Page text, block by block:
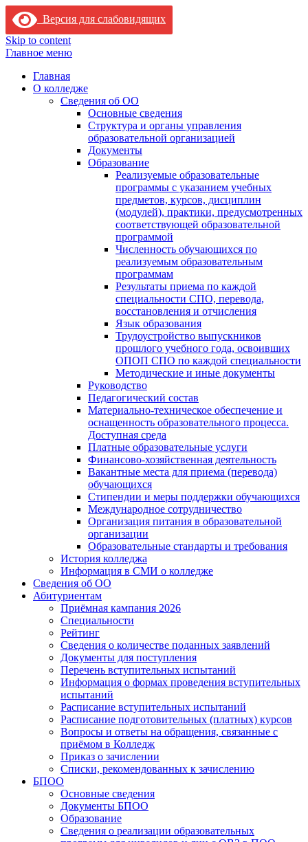
Версия для слабовидящих
Skip to content
Главное меню
Главная
О колледже
Сведения об ОО
Основные сведения
Структура и органы управления
образовательной организацией
Документы
Образование
Реализуемые образовательные
программы с указанием учебных
предметов, курсов, дисциплин
(модулей), практики, предусмотренных
соответствующей образовательной
программой
Численность обучающихся по
реализуемым образовательным
программам
Результаты приема по каждой
специальности СПО, перевода,
восстановления и отчисления
Язык образования
Трудоустройство выпускников
прошлого учебного года, освоивших
ОПОП СПО по каждой специальности
Методические и иные документы
Руководство
Педагогический состав
Материально-техническое обеспечение и
оснащенность образовательного процесса.
Доступная среда
Платные образовательные услуги
Финансово-хозяйственная деятельность
Вакантные места для приема (перевода)
обучающихся
Стипендии и меры поддержки обучающихся
Международное сотрудничество
Организация питания в образовательной
организации
Образовательные стандарты и требования
История колледжа
Информация в СМИ о колледже
Сведения об ОО
Абитуриентам
Приёмная кампания 2026
Специальности
Рейтинг
Сведения о количестве поданных заявлений
Документы для поступления
Перечень вступительных испытаний
Информация о формах проведения вступительных
испытаний
Расписание вступительных испытаний
Расписание подготовительных (платных) курсов
Вопросы и ответы на обращения, связанные с
приёмом в Колледж
Приказ о зачислении
Списки, рекомендованных к зачислению
БПОО
Основные сведения
Документы БПОО
Образование
Сведения о реализации образовательных